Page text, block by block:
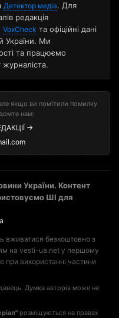
Детектор медіа. Для
редакція
VoxCheck та офіційні дані
України. Ми
та працюємо
журналіста.
якщо ви помітили помилку
нам:
→
України. Контент
ШІ для
вживатися безкоштовно з
на vesti-ua.net у першому
при використанні частини
Думка авторів може не
розміщуються на правах